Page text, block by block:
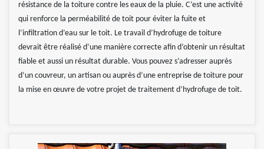
résistance de la toiture contre les eaux de la pluie. C’est une activité
qui renforce la perméabilité de toit pour éviter la fuite et
l’infiltration d’eau sur le toit. Le travail d’hydrofuge de toiture
devrait être réalisé d’une manière correcte afin d’obtenir un résultat
fiable et aussi un résultat durable. Vous pouvez s’adresser auprès
d’un couvreur, un artisan ou auprès d’une entreprise de toiture pour
la mise en œuvre de votre projet de traitement d’hydrofuge de toit.